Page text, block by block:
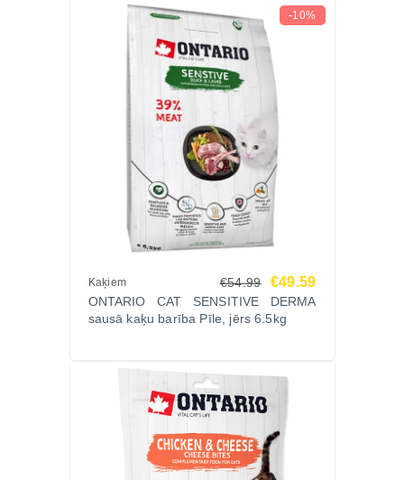
-10%
Kaķiem €54.99 €49.59
ONTARIO CAT SENSITIVE DERMA
sausā kaķu barība Pīle, jērs 6.5kg